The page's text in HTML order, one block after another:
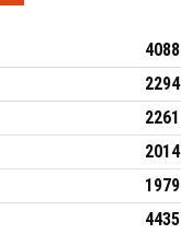
4088
2294
2261
2014
1979
4435